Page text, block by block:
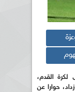
لكرة القدم،
حوارا عن